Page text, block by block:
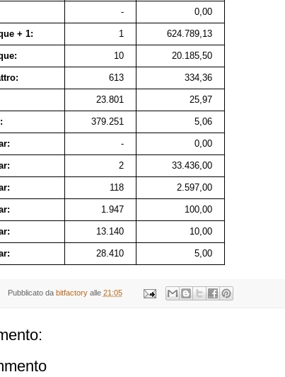
- 0,00
+ 1: 1 624.789,13
10 20.185,50
613 334,36
23.801 25,97
379.251 5,06
- 0,00
2 33.436,00
118 2.597,00
1.947 100,00
13.140 10,00
28.410 5,00
Pubblicato da bitfactory alle 21:05